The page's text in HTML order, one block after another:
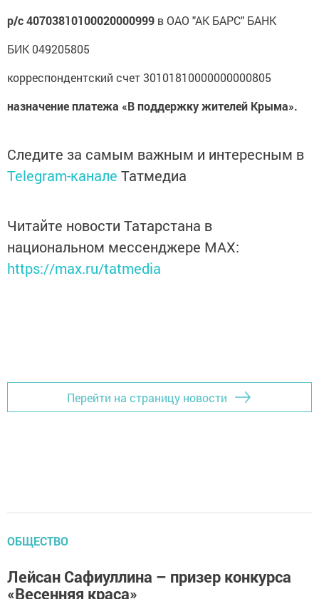
р/с 40703810100020000999 в ОАО "АК БАРС" БАНК
БИК 049205805
корреспондентский счет 30101810000000000805
назначение платежа «В поддержку жителей Крыма».
Следите за самым важным и интересным в
Telegram-канале Татмедиа
Читайте новости Татарстана в
национальном мессенджере MАХ:
https://max.ru/tatmedia
Перейти на страницу новости
ОБЩЕСТВО
Лейсан Сафиуллина – призер конкурса
«Весенняя краса»